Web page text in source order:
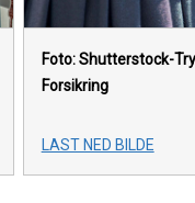
Foto: Shutterstock-
Forsikring
LAST NED BILDE